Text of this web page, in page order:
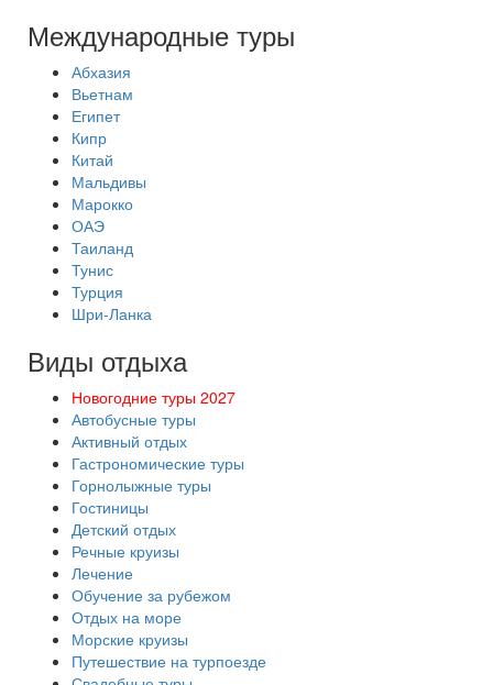
Международные туры
Абхазия
Вьетнам
Египет
Кипр
Китай
Мальдивы
Марокко
ОАЭ
Таиланд
Тунис
Турция
Шри-Ланка
Виды отдыха
Новогодние туры 2027
Автобусные туры
Активный отдых
Гастрономические туры
Горнолыжные туры
Гостиницы
Детский отдых
Речные круизы
Лечение
Обучение за рубежом
Отдых на море
Морские круизы
Путешествие на турпоезде